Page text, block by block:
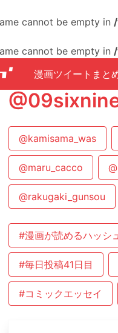
cannot be empty in
cannot be empty in
漫画ツイートまと
@kamisama_was
@maru_cacco
@rakugaki_gunsou
#漫画が読めるハッシ
#毎日投稿41日目
#コミックエッセイ